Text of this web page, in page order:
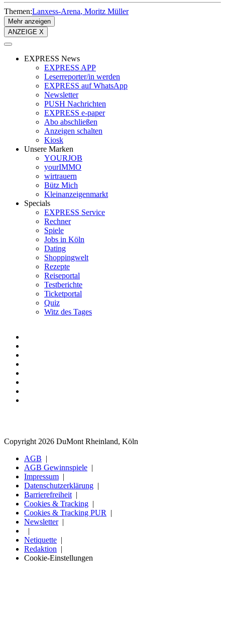
Themen:Lanxess-Arena Moritz Müller
Mehr anzeigen
ANZEIGE X
EXPRESS News
EXPRESS APP
Leserreporter/in werden
EXPRESS auf WhatsApp
Newsletter
PUSH Nachrichten
EXPRESS e-paper
Abo abschließen
Anzeigen schalten
Kiosk
Unsere Marken
YOURJOB
yourIMMO
wirtrauern
Bütz Mich
Kleinanzeigenmarkt
Specials
EXPRESS Service
Rechner
Spiele
Jobs in Köln
Dating
Shoppingwelt
Rezepte
Reiseportal
Testberichte
Ticketportal
Quiz
Witz des Tages
Copyright 2026 DuMont Rheinland, Köln
AGB
AGB Gewinnspiele
Impressum
Datenschutzerklärung
Barrierefreiheit
Cookies & Tracking
Cookies & Tracking PUR
Newsletter
Netiquette
Redaktion
Cookie-Einstellungen